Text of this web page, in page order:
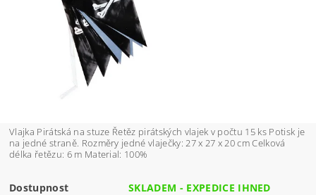
Vlajka Pirátská na stuze Řetěz pirátských vlajek v počtu 15 ks Potisk je
na jedné straně. Rozměry jedné vlaječky: 27 x 27 x 20 cm Celková
délka řetězu: 6 m Material: 100%
Dostupnost SKLADEM - EXPEDICE IHNED